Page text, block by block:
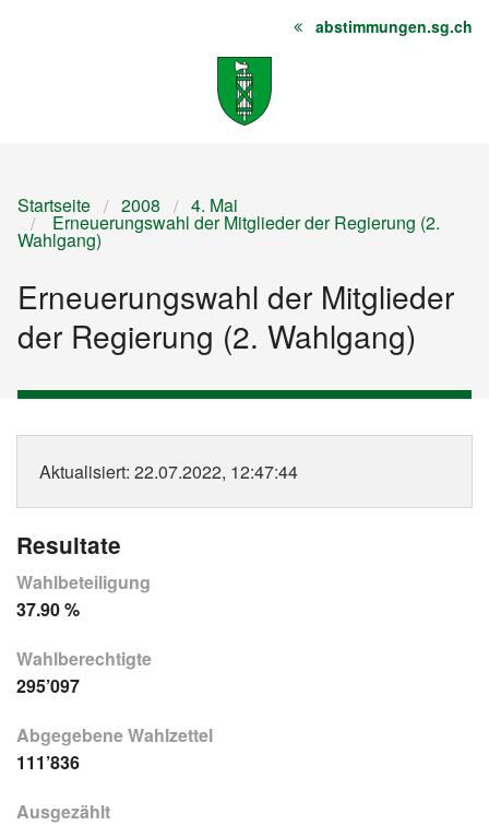
Startseite
Sitemap abstimmungen.sg.ch
Startseite 2008 4. Mai
Erneuerungswahl der Mitglieder der Regierung (2.
Wahlgang)
Erneuerungswahl der Mitglieder
der Regierung (2. Wahlgang)
Aktualisiert: 22.07.2022, 12:47:44
Resultate
Wahlbeteiligung
37.90 %
Wahlberechtigte
295’097
Abgegebene Wahlzettel
111’836
Ausgezählt